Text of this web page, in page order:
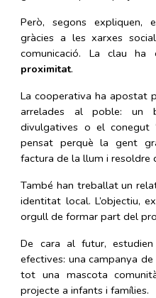
Però, segons expliquen,
gràcies a les xarxes
comunicació. La clau
proximitat.
La cooperativa ha apostat
arrelades al poble: un
divulgatives o el conegut
pensat perquè la gent
factura de la llum i resoldre
També han treballat un
identitat local. L’objectiu,
orgull de formar part del
De cara al futur,
efectives: una campanya
tot una mascota
projecte a infants i famílies.